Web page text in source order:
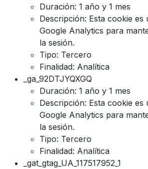
Duración: 1 año y 1 mes
Descripción: Esta cookie es
Google Analytics para
la sesión.
Tipo: Tercero
Finalidad: Analítica
_ga_92DTJYQXGQ
Duración: 1 año y 1 mes
Descripción: Esta cookie es
Google Analytics para
la sesión.
Tipo: Tercero
Finalidad: Analítica
_gat_gtag_UA_117517952_1